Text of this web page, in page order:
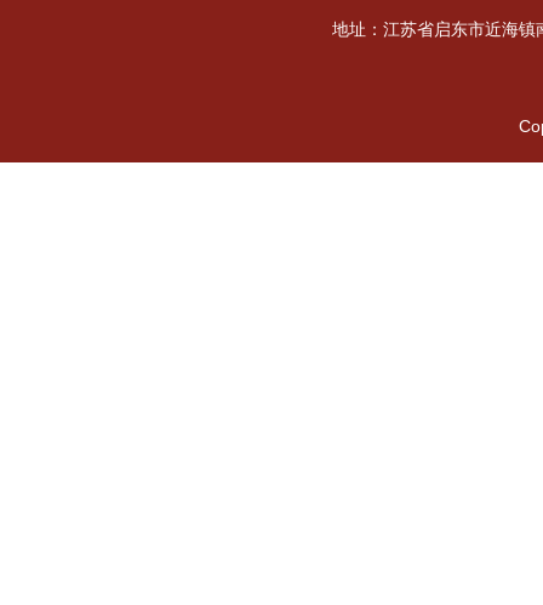
地址：江苏省启东市近海